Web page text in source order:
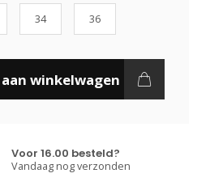
34 36
winkelwagen
Voor 16.00 besteld?
Vandaag nog verzonden